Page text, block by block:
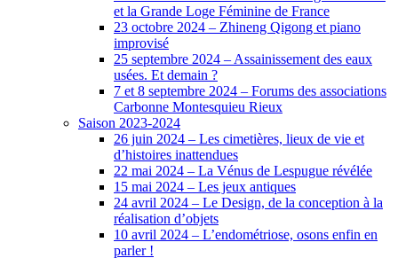
et la Grande Loge Féminine de France
23 octobre 2024 – Zhineng Qigong et piano
improvisé
25 septembre 2024 – Assainissement des eaux
usées. Et demain ?
7 et 8 septembre 2024 – Forums des associations
Carbonne Montesquieu Rieux
Saison 2023-2024
26 juin 2024 – Les cimetières, lieux de vie et
d’histoires inattendues
22 mai 2024 – La Vénus de Lespugue révélée
15 mai 2024 – Les jeux antiques
24 avril 2024 – Le Design, de la conception à la
réalisation d’objets
10 avril 2024 – L’endométriose, osons enfin en
parler !